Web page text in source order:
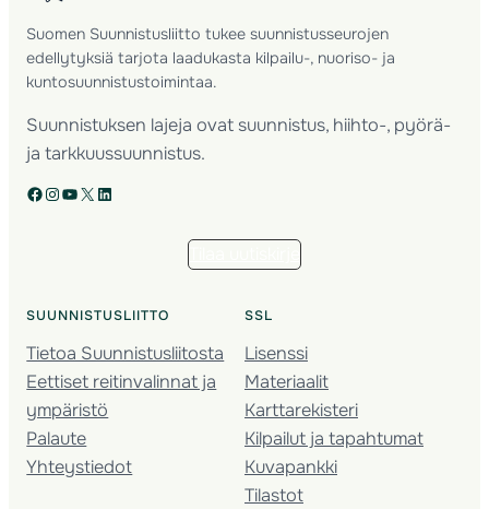
Suomen Suunnistusliitto tukee suunnistusseurojen
edellytyksiä tarjota laadukasta kilpailu-, nuoriso- ja
kuntosuunnistustoimintaa.
Suunnistuksen lajeja ovat suunnistus, hiihto-, pyörä-
ja tarkkuussuunnistus.
Facebook Instagram YouTube X LinkedIn
SUUNNISTUSLIITTO
Tietoa Suunnistusliitosta
Eettiset reitinvalinnat ja
ympäristö
Palaute
Yhteystiedot
SSL
Lisenssi
Materiaalit
Karttarekisteri
Kilpailut ja tapahtumat
Kuvapankki
Tilastot